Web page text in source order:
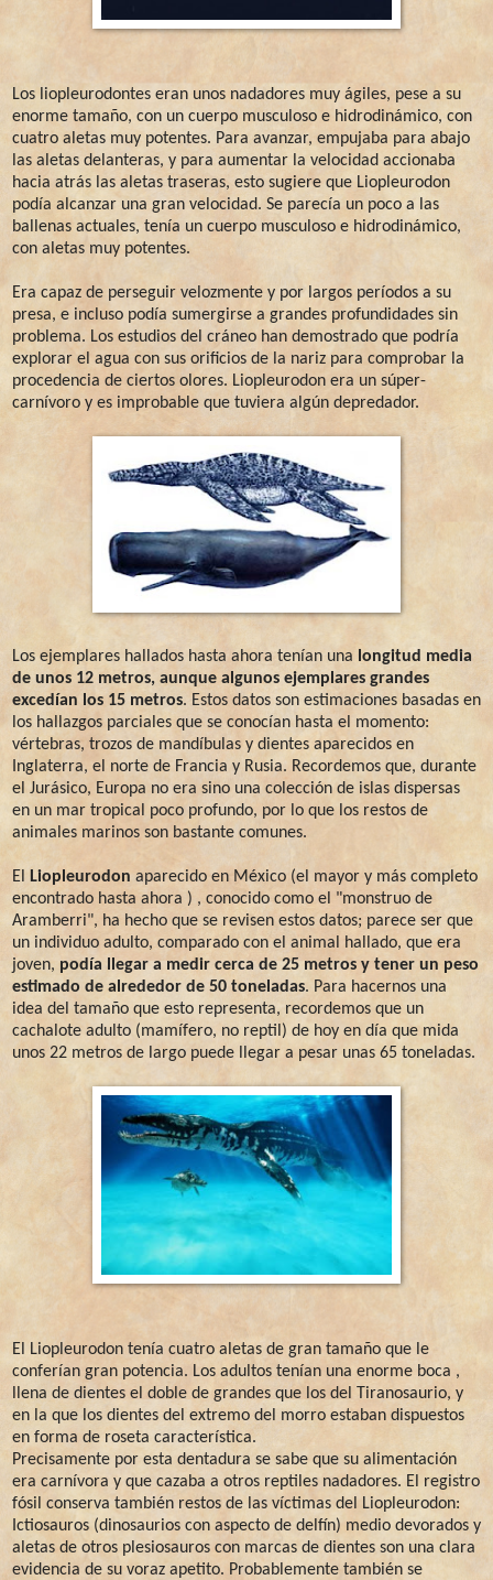
Los liopleurodontes eran unos nadadores muy ágiles, pese a su
enorme tamaño, con un cuerpo musculoso e hidrodinámico, con
cuatro aletas muy potentes. Para avanzar, empujaba para abajo
las aletas delanteras, y para aumentar la velocidad accionaba
hacia atrás las aletas traseras, esto sugiere que Liopleurodon
podía alcanzar una gran velocidad. Se parecía un poco a las
ballenas actuales, tenía un cuerpo musculoso e hidrodinámico,
con aletas muy potentes.
Era capaz de perseguir velozmente y por largos períodos a su
presa, e incluso podía sumergirse a grandes profundidades sin
problema. Los estudios del cráneo han demostrado que podría
explorar el agua con sus orificios de la nariz para comprobar la
procedencia de ciertos olores. Liopleurodon era un súper-
carnívoro y es improbable que tuviera algún depredador.
Los ejemplares hallados hasta ahora tenían una longitud media
de unos 12 metros, aunque algunos ejemplares grandes
excedían los 15 metros. Estos datos son estimaciones basadas en
los hallazgos parciales que se conocían hasta el momento:
vértebras, trozos de mandíbulas y dientes aparecidos en
Inglaterra, el norte de Francia y Rusia. Recordemos que, durante
el Jurásico, Europa no era sino una colección de islas dispersas
en un mar tropical poco profundo, por lo que los restos de
animales marinos son bastante comunes.
El Liopleurodon aparecido en México (el mayor y más completo
encontrado hasta ahora ) , conocido como el "monstruo de
Aramberri", ha hecho que se revisen estos datos; parece ser que
un individuo adulto, comparado con el animal hallado, que era
joven, podía llegar a medir cerca de 25 metros y tener un peso
estimado de alrededor de 50 toneladas. Para hacernos una
idea del tamaño que esto representa, recordemos que un
cachalote adulto (mamífero, no reptil) de hoy en día que mida
unos 22 metros de largo puede llegar a pesar unas 65 toneladas.
El Liopleurodon tenía cuatro aletas de gran tamaño que le
conferían gran potencia. Los adultos tenían una enorme boca ,
llena de dientes el doble de grandes que los del Tiranosaurio, y
en la que los dientes del extremo del morro estaban dispuestos
en forma de roseta característica.
Precisamente por esta dentadura se sabe que su alimentación
era carnívora y que cazaba a otros reptiles nadadores. El registro
fósil conserva también restos de las víctimas del Liopleurodon:
Ictiosauros (dinosaurios con aspecto de delfín) medio devorados y
aletas de otros plesiosauros con marcas de dientes son una clara
evidencia de su voraz apetito. Probablemente también se